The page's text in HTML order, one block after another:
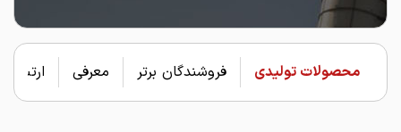
محصولات تولیدی فروشندگان برتر معرفی ارتباط